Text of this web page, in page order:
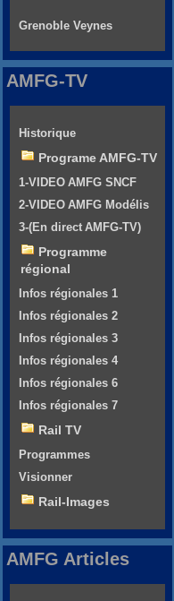
Grenoble Veynes
AMFG-TV
Historique
Programe AMFG-TV
1-VIDEO AMFG SNCF
2-VIDEO AMFG Modélis
3-(En direct AMFG-TV)
Programme
régional
Infos régionales 1
Infos régionales 2
Infos régionales 3
Infos régionales 4
Infos régionales 6
Infos régionales 7
Rail TV
Programmes
Visionner
Rail-Images
AMFG Articles